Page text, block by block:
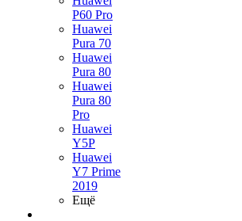
P60 Pro
Huawei
Pura 70
Huawei
Pura 80
Huawei
Pura 80
Pro
Huawei
Y5P
Huawei
Y7 Prime
2019
Ещё